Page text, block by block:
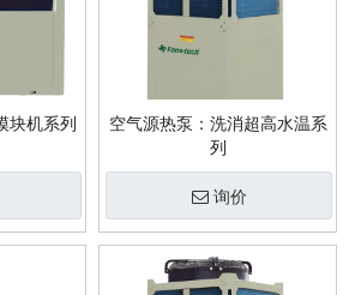
块机系列
空气源热泵：洗消超高水温系
列
询价